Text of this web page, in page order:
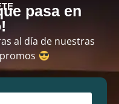
pasa en
al día de nuestras